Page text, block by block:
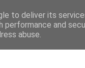
FŐOLDAL
to deliver its
performance and
abuse.